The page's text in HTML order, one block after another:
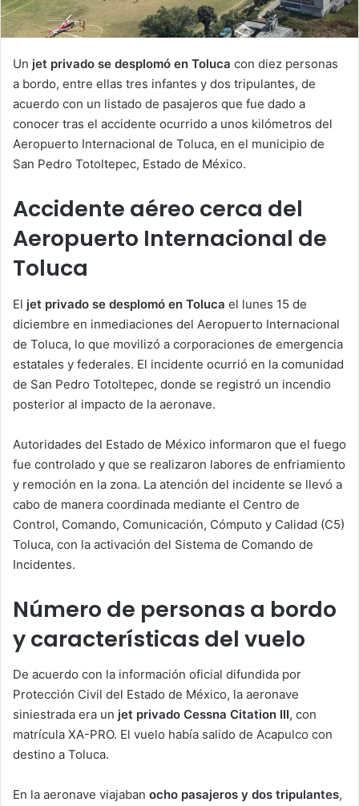
Un jet privado se desplomó en Toluca con diez personas
a bordo, entre ellas tres infantes y dos tripulantes, de
acuerdo con un listado de pasajeros que fue dado a
conocer tras el accidente ocurrido a unos kilómetros del
Aeropuerto Internacional de Toluca, en el municipio de
San Pedro Totoltepec, Estado de México.
Accidente aéreo cerca del
Aeropuerto Internacional de
Toluca
El jet privado se desplomó en Toluca el lunes 15 de
diciembre en inmediaciones del Aeropuerto Internacional
de Toluca, lo que movilizó a corporaciones de emergencia
estatales y federales. El incidente ocurrió en la comunidad
de San Pedro Totoltepec, donde se registró un incendio
posterior al impacto de la aeronave.
Autoridades del Estado de México informaron que el fuego
fue controlado y que se realizaron labores de enfriamiento
y remoción en la zona. La atención del incidente se llevó a
cabo de manera coordinada mediante el Centro de
Control, Comando, Comunicación, Cómputo y Calidad (C5)
Toluca, con la activación del Sistema de Comando de
Incidentes.
Número de personas a bordo
y características del vuelo
De acuerdo con la información oficial difundida por
Protección Civil del Estado de México, la aeronave
siniestrada era un jet privado Cessna Citation III, con
matrícula XA-PRO. El vuelo había salido de Acapulco con
destino a Toluca.
En la aeronave viajaban ocho pasajeros y dos tripulantes,